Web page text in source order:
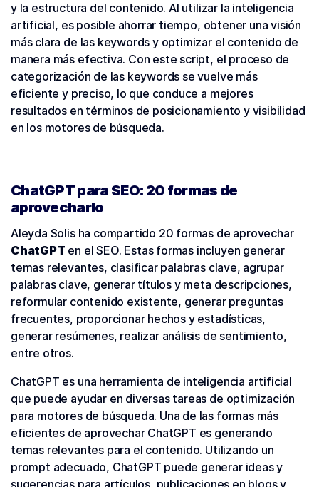
y la estructura del contenido. Al utilizar la inteligencia
artificial, es posible ahorrar tiempo, obtener una visión
más clara de las keywords y optimizar el contenido de
manera más efectiva. Con este script, el proceso de
categorización de las keywords se vuelve más
eficiente y preciso, lo que conduce a mejores
resultados en términos de posicionamiento y visibilidad
en los motores de búsqueda.
ChatGPT para SEO: 20 formas de
aprovecharlo
Aleyda Solis ha compartido 20 formas de aprovechar
ChatGPT en el SEO. Estas formas incluyen generar
temas relevantes, clasificar palabras clave, agrupar
palabras clave, generar títulos y meta descripciones,
reformular contenido existente, generar preguntas
frecuentes, proporcionar hechos y estadísticas,
generar resúmenes, realizar análisis de sentimiento,
entre otros.
ChatGPT es una herramienta de inteligencia artificial
que puede ayudar en diversas tareas de optimización
para motores de búsqueda. Una de las formas más
eficientes de aprovechar ChatGPT es generando
temas relevantes para el contenido. Utilizando un
prompt adecuado, ChatGPT puede generar ideas y
sugerencias para artículos, publicaciones en blogs y